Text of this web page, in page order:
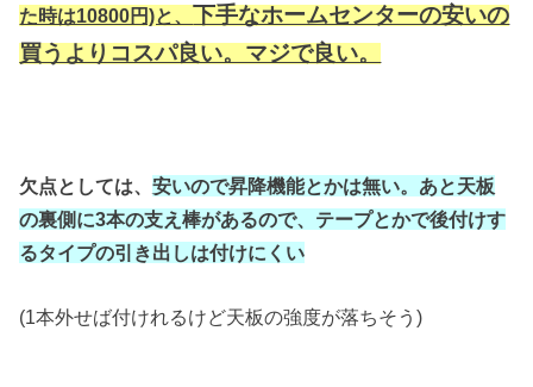
た時は10800円)と、 下手なホームセンターの安いの
買うよりコスパ良い。マジで良い。
欠点としては、安いので昇降機能とかは無い。あと天板
の裏側に3本の支え棒があるので、テープとかで後付けす
るタイプの引き出しは付けにくい
(1本外せば付けれるけど天板の強度が落ちそう)